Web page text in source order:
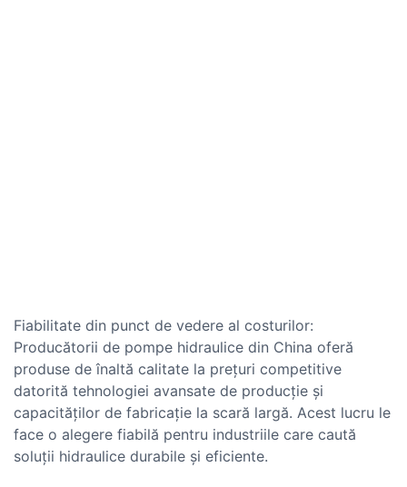
Fiabilitate din punct de vedere al costurilor:
Producătorii de pompe hidraulice din China oferă
produse de înaltă calitate la prețuri competitive
datorită tehnologiei avansate de producție și
capacităților de fabricație la scară largă. Acest lucru le
face o alegere fiabilă pentru industriile care caută
soluții hidraulice durabile și eficiente.